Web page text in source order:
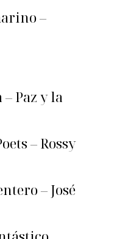
–
Paz y la
– Rossy
– José